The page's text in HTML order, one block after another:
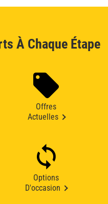
À Chaque Étape
Offres
Actuelles
Options
D'occasion